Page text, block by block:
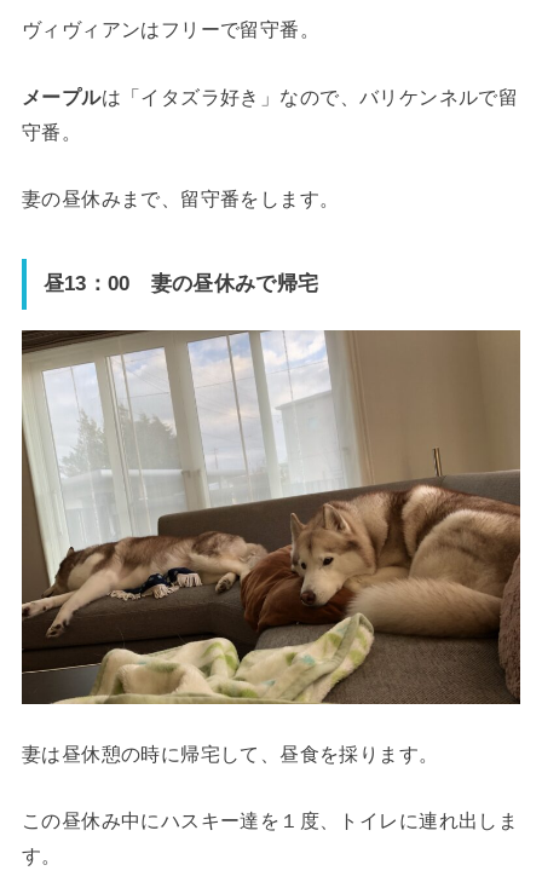
ヴィヴィアンはフリーで留守番。
メープルは 「イタズラ好き」 なので、バリケンネルで留
守番。
妻の昼休みまで、留守番をします。
昼13：00 妻の昼休みで帰宅
妻は昼休憩の時に帰宅して、昼食を採ります。
この昼休み中にハスキー達を１度、トイレに連れ出しま
す。